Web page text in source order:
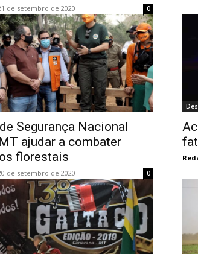
de setembro de 2020 0
Segurança Nacional
ajudar a combater
florestais
de setembro de 2020 0